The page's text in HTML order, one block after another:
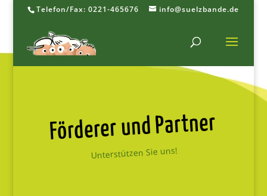
Telefon/Fax: 0221-465676 info@suelzbande.de
Förderer und Partner
Unterstützen Sie uns!